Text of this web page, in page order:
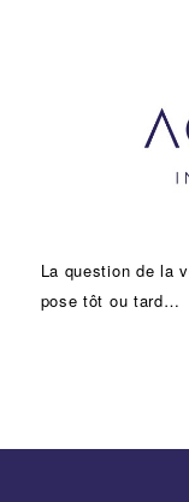
La question de la
pose tôt ou tard…